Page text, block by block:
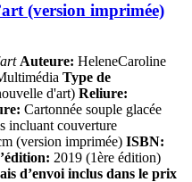
(version imprimée)
Auteure: HeleneCaroline
Type de
d'art) Reliure:
Cartonnée souple glacée
incluant couverture
(version imprimée) ISBN:
2019 (1ère édition)
d’envoi inclus dans le prix